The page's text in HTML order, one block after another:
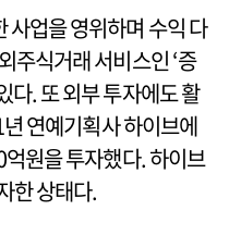
사업을 영위하며 수익 다
주식거래 서비스인 ‘증
다. 또 외부 투자에도 활
연예기획사 하이브에
원을 투자했다. 하이브
한 상태다.